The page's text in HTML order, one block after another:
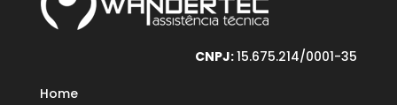
CNPJ:15.675.214/0001-35
Home